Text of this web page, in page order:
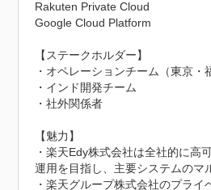
Rakuten Private Cloud
Google Cloud Platform
【ステークホルダー】
・オペレーションチーム（東京・
・インド開発チーム
・社外関係者
【魅力】
・楽天Edy株式会社は全社的に高
運用を目指し、主要システムのマ
・楽天グループ株式会社のプラ